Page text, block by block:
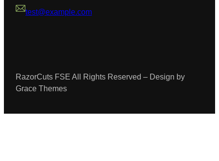
test@example.com
RazorCuts FSE All Rights Reserved – Design by
Grace Themes